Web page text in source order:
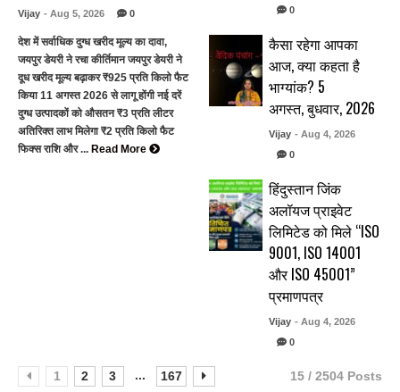
Vijay - Aug 5, 2026 0
देश में सर्वाधिक दुग्ध खरीद मूल्य का दावा,
जयपुर डेयरी ने रचा कीर्तिमान जयपुर डेयरी ने
दूध खरीद मूल्य बढ़ाकर ₹925 प्रति किलो फैट
किया 11 अगस्त 2026 से लागू होंगी नई दरें
दुग्ध उत्पादकों को औसतन ₹3 प्रति लीटर
अतिरिक्त लाभ मिलेगा ₹2 प्रति किलो फैट
फिक्स राशि और ... Read More
0
कैसा रहेगा आपका
आज, क्या कहता है
भाग्यांक? 5
अगस्त, बुधवार, 2026
Vijay - Aug 4, 2026
0
हिंदुस्तान जिंक
अलॉयज प्राइवेट
लिमिटेड को मिले “ISO
9001, ISO 14001
और ISO 45001”
प्रमाणपत्र
Vijay - Aug 4, 2026
0
1 2 3 ... 167 15 / 2504 Posts